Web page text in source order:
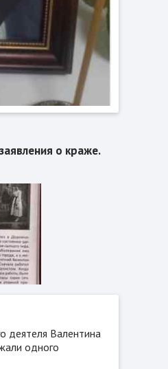
о краже.
деятеля Валентина
одного